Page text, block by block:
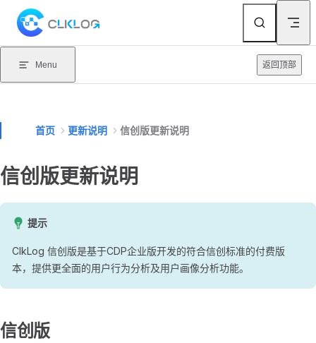
Skip to content
Menu 返回顶部
首页 更新说明 信创版更新说明
信创版更新说明
提示
ClkLog 信创版是基于CDP企业版开发的符合信创标准的付费版
本，提供更全面的用户行为分析及用户画像分析功能。
信创版